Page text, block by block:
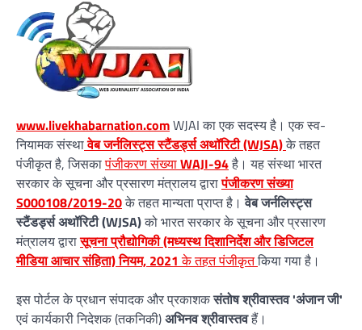
www.livekhabarnation.comWJAI का एक सदस्य है। एक स्व-
नियामक संस्थावेब जर्नलिस्ट्स स्टैंडर्ड्स अथॉरिटी (WJSA)के तहत
पंजीकृत है, जिसकापंजीकरण संख्याWAJI-94है। यह संस्था भारत
सरकार के सूचना और प्रसारण मंत्रालय द्वारापंजीकरण संख्या
S000108/2019-20के तहत मान्यता प्राप्त है।वेब जर्नलिस्ट्स
स्टैंडर्ड्स अथॉरिटी (WJSA)को भारत सरकार के सूचना और प्रसारण
मंत्रालय द्वारासूचना प्रौद्योगिकी (मध्यस्थ दिशानिर्देश और डिजिटल
मीडिया आचार संहिता) नियम, 2021 के तहत पंजीकृतकिया गया है।
इस पोर्टल के प्रधान संपादक और प्रकाशकसंतोष श्रीवास्तव 'अंजान जी'
एवं कार्यकारी निदेशक (तकनिकी)अभिनव श्रीवास्तवहैं।